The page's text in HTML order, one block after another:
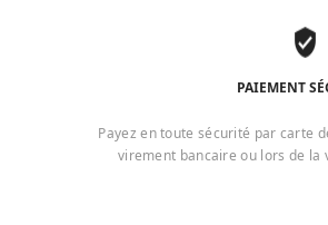
PAIEMENT
Payez en toute sécurité par carte
virement bancaire ou lors de la